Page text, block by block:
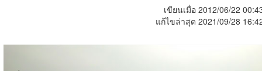
เขียนเมื่อ 2012/06/22
แก้ไขล่าสุด 2021/09/28